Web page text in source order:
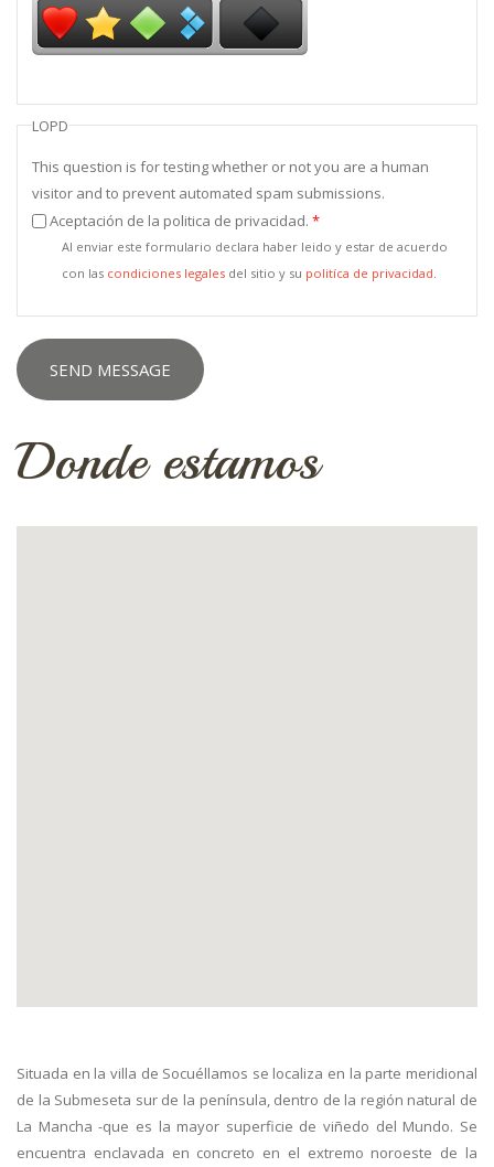
LOPD
This question is for testing whether or not you are a human
visitor and to prevent automated spam submissions.
Aceptación de la politica de privacidad. *
Al enviar este formulario declara haber leido y estar de acuerdo
con las condiciones legalesdel sitio y su politíca de privacidad.
Donde estamos
Situada en la villa de Socuéllamos se localiza en la parte meridional
de la Submeseta sur de la península, dentro de la región natural de
La Mancha -que es la mayor superficie de viñedo del Mundo. Se
encuentra enclavada en concreto en el extremo noroeste de la